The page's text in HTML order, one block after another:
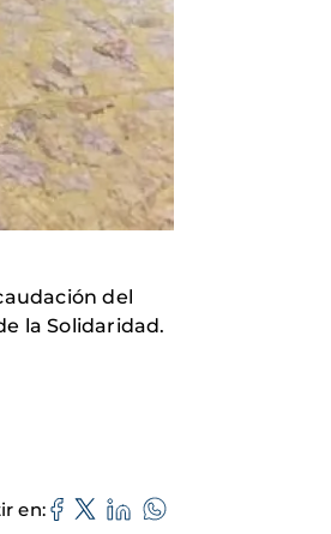
del
la Solidaridad.
en